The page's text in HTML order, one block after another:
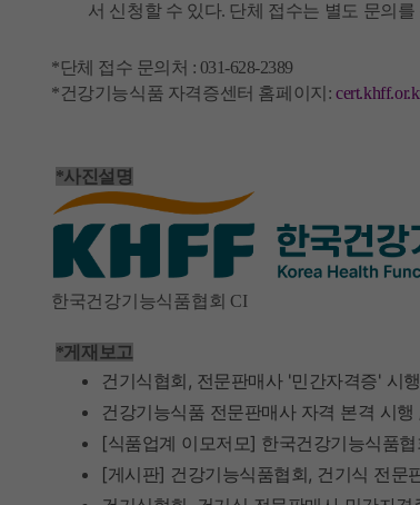
서 신청할 수 있다. 단체 접수는 별도 문의를
*단체 접수 문의처 : 031-628-2389
*건강기능식품 자격증센터 홈페이지 :
*사진설명
한국건강기능식품협회 CI
*게재보고
건기식협회, 전문판매사 '민간자격증' 시
건강기능식품 전문판매사 자격 본격 시행
[식품업계 이모저모] 한국건강기능식품협
[게시판] 건강기능식품협회, 건기식 전문